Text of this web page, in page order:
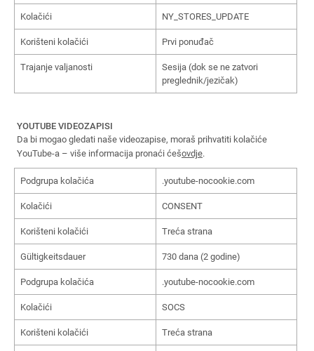
Kolačići NY_STORES_UPDATE
Korišteni kolačići Prvi ponuđač
Trajanje valjanosti
Sesija (dok se ne zatvori
preglednik/jezičak)
YOUTUBE VIDEOZAPISI
Da bi mogao gledati naše videozapise, moraš prihvatiti kolačiće
YouTube-a – više informacija pronaći ćešovdje.
Podgrupa kolačića .youtube-nocookie.com
Kolačići CONSENT
Korišteni kolačići Treća strana
Gültigkeitsdauer 730 dana (2 godine)
Podgrupa kolačića .youtube-nocookie.com
Kolačići SOCS
Korišteni kolačići Treća strana